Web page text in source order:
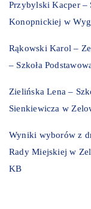
Przybylski Kacper –
Konopnickiej w
Rąkowski Karol –
– Szkoła
Zielińska Lena –
Sienkiewicza w
Wyniki wyborów z
Rady Miejskiej w
KB